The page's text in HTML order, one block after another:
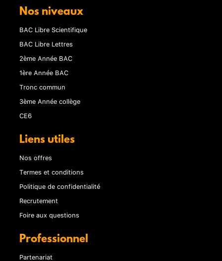
Nos niveaux
BAC Libre Scientifique
BAC Libre Lettres
2ème Année BAC
1ère Année BAC
Tronc commun
3ème Année collège
CE6
Liens utiles
Nos offres
Termes et conditions
Politique de confidentialité
Recrutement
Foire aux questions
Professionnel
Partenariat